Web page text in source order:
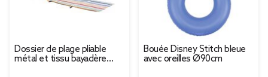
Dossier de plage pliable
métal et tissu bayadère
Bouée Disney Stitch bleue
avec oreilles Ø90cm